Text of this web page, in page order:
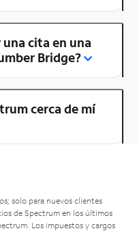
cita en una
Bridge?
cerca de mí
solo para nuevos clientes
de Spectrum en los últimos
Los impuestos y cargos